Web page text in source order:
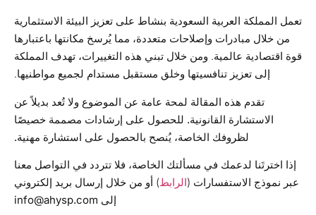
تعمل المملكة العربية السعودية بنشاط على تعزيز البيئة الاستثمارية
من خلال مبادرات وإصلاحات متعددة، مما يُرسخ مكانتها باعتبارها
قوة اقتصادية عالمية. ومن خلال تبني هذه التغييرات، تهدف المملكة
إلى تعزيز تنافسيتها وخلق مستقبل مستدام لجميع مواطنيها.
تقدم هذه المقالة لمحة عامة عن الموضوع ولا تُعد بديلاً عن
الاستشارة القانونية. للحصول على إرشادات مصممة خصيصًا
لظروفك الخاصة، يُنصح بالحصول على استشارة مهنية.
إذا اخترتَنا لدعمك في مسألتك الخاصة، فلا تتردد في التواصل معنا
عبر نموذج الاستفسارات (الرابط) أو من خلال إرسال بريد إلكتروني
إلى info@ahysp.com